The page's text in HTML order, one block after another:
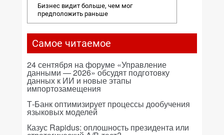
Бизнес видит больше, чем мог
предположить раньше
Самое читаемое
24 сентября на форуме «Управление
данными — 2026» обсудят подготовку
данных к ИИ и новые этапы
импортозамещения
Т-Банк оптимизирует процессы дообучения
языковых моделей
Казус Rapidus: оплошность президента или